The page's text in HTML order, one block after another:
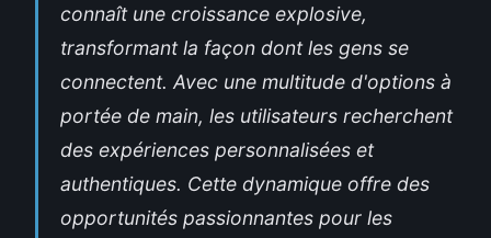
connaît une croissance explosive,
transformant la façon dont les gens se
connectent. Avec une multitude d'options à
portée de main, les utilisateurs recherchent
des expériences personnalisées et
authentiques. Cette dynamique offre des
opportunités passionnantes pour les